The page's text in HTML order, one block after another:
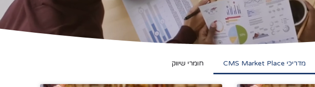
מדריכי CMS Market Place חומרי שיווק